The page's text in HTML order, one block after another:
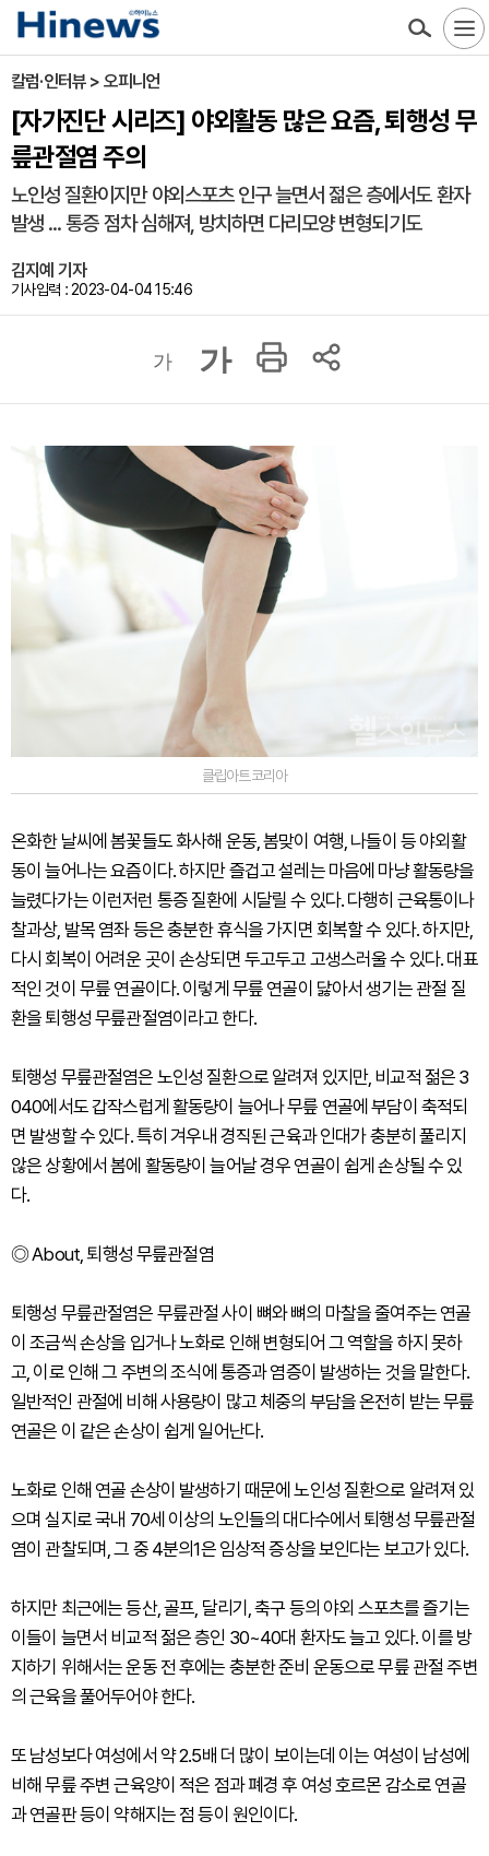
칼럼·인터뷰 > 오피니언
[자가진단 시리즈] 야외활동 많은 요즘, 퇴행성 무
릎관절염 주의
노인성 질환이지만 야외스포츠 인구 늘면서 젊은 층에서도 환자
발생 ... 통증 점차 심해져, 방치하면 다리모양 변형되기도
김지예 기자
기사입력 : 2023-04-04 15:46
가 가
클립아트코리아
온화한 날씨에 봄꽃들도 화사해 운동, 봄맞이 여행, 나들이 등 야외활
동이 늘어나는 요즘이다. 하지만 즐겁고 설레는 마음에 마냥 활동량을
늘렸다가는 이런저런 통증 질환에 시달릴 수 있다. 다행히 근육통이나
찰과상, 발목 염좌 등은 충분한 휴식을 가지면 회복할 수 있다. 하지만,
다시 회복이 어려운 곳이 손상되면 두고두고 고생스러울 수 있다. 대표
적인 것이 무릎 연골이다. 이렇게 무릎 연골이 닳아서 생기는 관절 질
환을 퇴행성 무릎관절염이라고 한다.
퇴행성 무릎관절염은 노인성 질환으로 알려져 있지만, 비교적 젊은 3
040에서도 갑작스럽게 활동량이 늘어나 무릎 연골에 부담이 축적되
면 발생할 수 있다. 특히 겨우내 경직된 근육과 인대가 충분히 풀리지
않은 상황에서 봄에 활동량이 늘어날 경우 연골이 쉽게 손상될 수 있
다.
◎ About, 퇴행성 무릎관절염
퇴행성 무릎관절염은 무릎관절 사이 뼈와 뼈의 마찰을 줄여주는 연골
이 조금씩 손상을 입거나 노화로 인해 변형되어 그 역할을 하지 못하
고, 이로 인해 그 주변의 조식에 통증과 염증이 발생하는 것을 말한다.
일반적인 관절에 비해 사용량이 많고 체중의 부담을 온전히 받는 무릎
연골은 이 같은 손상이 쉽게 일어난다.
노화로 인해 연골 손상이 발생하기 때문에 노인성 질환으로 알려져 있
으며 실지로 국내 70세 이상의 노인들의 대다수에서 퇴행성 무릎관절
염이 관찰되며, 그 중 4분의1은 임상적 증상을 보인다는 보고가 있다.
하지만 최근에는 등산, 골프, 달리기, 축구 등의 야외 스포츠를 즐기는
이들이 늘면서 비교적 젊은 층인 30~40대 환자도 늘고 있다. 이를 방
지하기 위해서는 운동 전 후에는 충분한 준비 운동으로 무릎 관절 주변
의 근육을 풀어두어야 한다.
또 남성보다 여성에서 약 2.5배 더 많이 보이는데 이는 여성이 남성에
비해 무릎 주변 근육양이 적은 점과 폐경 후 여성 호르몬 감소로 연골
과 연골판 등이 약해지는 점 등이 원인이다.